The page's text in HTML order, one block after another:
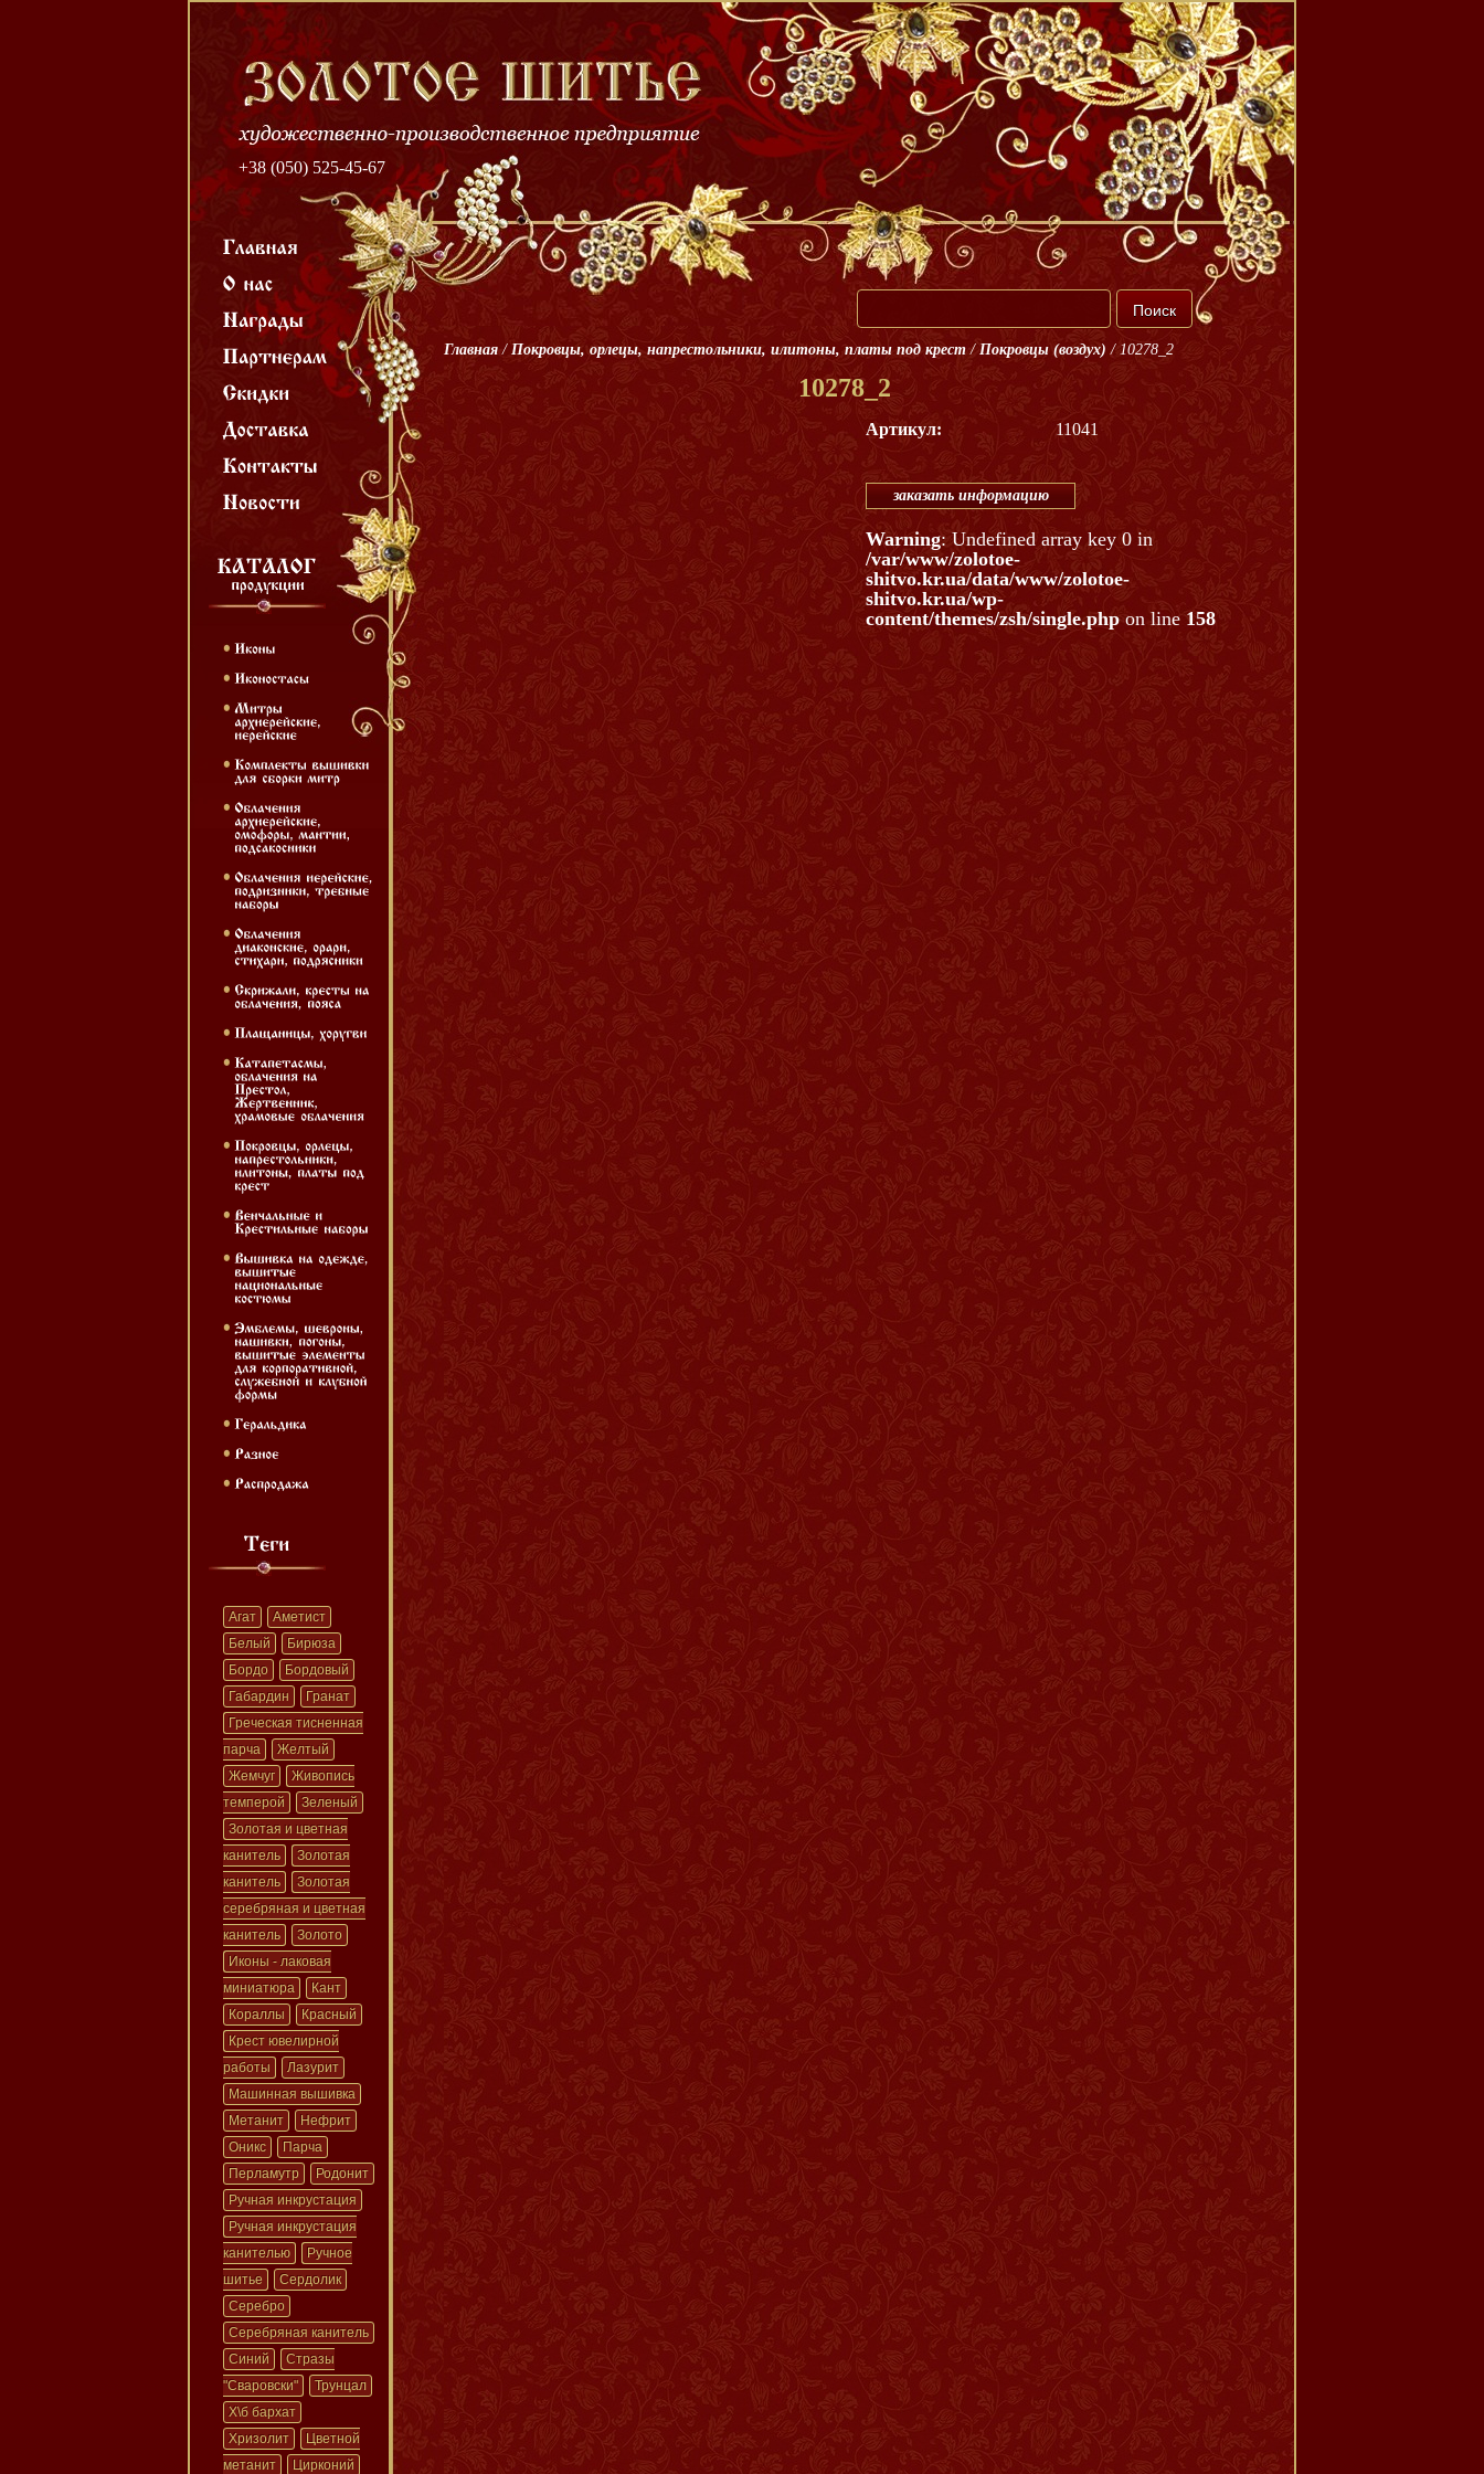
+38 (050) 525-45-67
Агат
Аметист
Белый
Бирюза
Бордо
Бордовый
Габардин
Гранат
Греческая тисненная
парча
Желтый
Жемчуг
Живопись
темперой
Зеленый
Золотая и цветная
канитель
Золотая
канитель
Золотая
серебряная и цветная
канитель
Золото
Иконы - лаковая
миниатюра
Кант
Кораллы
Красный
Крест ювелирной
работы
Лазурит
Машинная вышивка
Метанит
Нефрит
Оникс
Парча
Перламутр
Родонит
Ручная инкрустация
Ручная инкрустация
канителью
Ручное
шитье
Сердолик
Серебро
Серебряная канитель
Синий
Стразы
"Сваровски"
Трунцал
Х\б бархат
Хризолит
Цветной
метанит
Цирконий
Главная / Покровцы, орлецы, напрестольники, илитоны, платы под крест/ Покровцы (воздух) / 10278_2
10278_2
Артикул: 11041
заказать информацию
Warning: Undefined array key 0 in
/var/www/zolotoe-
shitvo.kr.ua/data/www/zolotoe-
shitvo.kr.ua/wp-
content/themes/zsh/single.php on line158